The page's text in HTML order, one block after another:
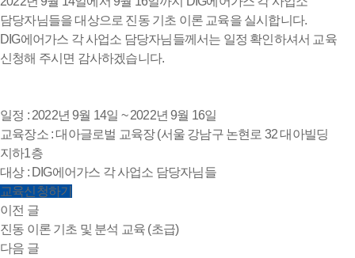
담당자님들을 대상으로 진동 기초 이론 교육을 실시합니다.
DIG에어가스 각 사업소 담당자님들께서는 일정 확인하셔서 교육
신청해 주시면 감사하겠습니다.
일정 : 2022년 9월 14일 ~ 2022년 9월 16일
교육장소 : 대아글로벌 교육장 (서울 강남구 논현로 32 대아빌딩
지하1층
대상 : DIG에어가스 각 사업소 담당자님들
교육신청하기
이전 글
진동 이론 기초 및 분석 교육 (초급)
다음 글